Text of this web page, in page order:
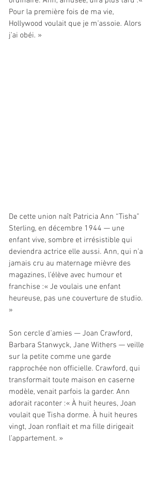
Pour la première fois de ma vie,
Hollywood voulait que je m’assoie. Alors
j’ai obéi. »
De cette union naît Patricia Ann “Tisha”
Sterling, en décembre 1944 — une
enfant vive, sombre et irrésistible qui
deviendra actrice elle aussi. Ann, qui n’a
jamais cru au maternage mièvre des
magazines, l’élève avec humour et
franchise :« Je voulais une enfant
heureuse, pas une couverture de studio.
»
Son cercle d’amies — Joan Crawford,
Barbara Stanwyck, Jane Withers — veille
sur la petite comme une garde
rapprochée non officielle. Crawford, qui
transformait toute maison en caserne
modèle, venait parfois la garder. Ann
adorait raconter :« À huit heures, Joan
voulait que Tisha dorme. À huit heures
vingt, Joan ronflait et ma fille dirigeait
l’appartement. »